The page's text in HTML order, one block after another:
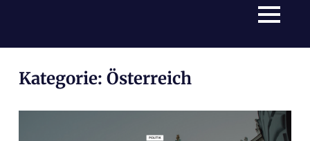
Inhalt
MENÜ
Kategorie: Österreich